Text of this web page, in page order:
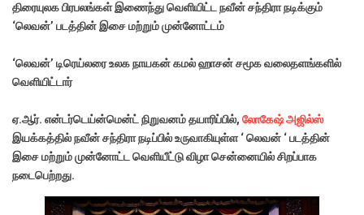
திரையுலக பிரபலங்கள் இணைந்து வெளியிட்ட நவீன் சந்திரா நடிக்கும்
‘லெவன்’ படத்தின் இசை மற்றும் முன்னோட்டம்
‘லெவன்’ டிரெய்லரை உலக நாயகன் கமல் ஹாசன் சமூக வலைதளங்களில்
வெளியிட்டார்
ஏ.ஆர். என்டர்டெய்ன்மென்ட் நிறுவனம் தயாரிப்பில், லோகேஷ் அஜில்ஸ்
இயக்கத்தில் நவீன் சந்திரா நடிப்பில் உருவாகியுள்ள ‘ லெவன் ‘ படத்தின்
இசை மற்றும் முன்னோட்ட வெளியீட்டு விழா சென்னையில் சிறப்பாக
நடைபெற்றது.